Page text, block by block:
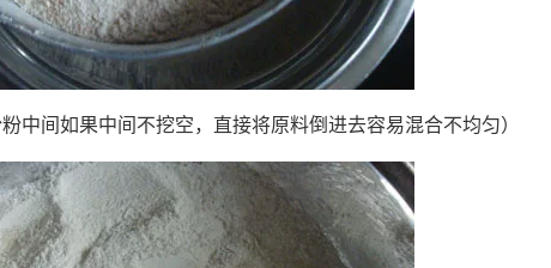
中间如果中间不挖空，直接将原料倒进去容易混合不均匀）